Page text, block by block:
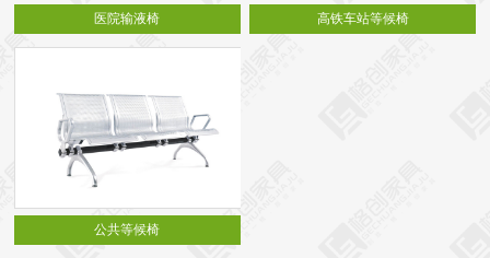
医院输液椅 高铁车站等候椅
公共等候椅